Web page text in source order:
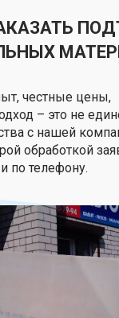
честные цены,
– это не
с нашей
обработкой
по телефону.